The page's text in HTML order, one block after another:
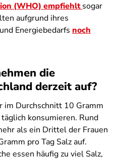
(WHO) empfiehltsogar
aufgrund ihres
Energiebedarfs noch
die
derzeit auf?
im Durchschnitt 10 Gramm
konsumieren. Rund
als ein Drittel der Frauen
pro Tag Salz auf.
essen häufig zu viel Salz,